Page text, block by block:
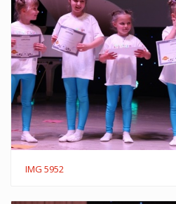
IMG 5952